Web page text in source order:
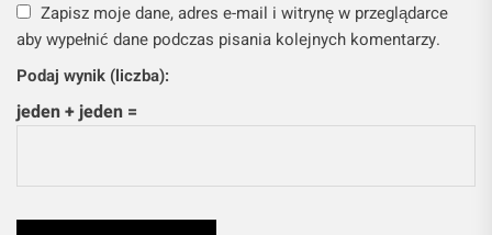
Zapisz moje dane, adres e-mail i witrynę w przeglądarce
aby wypełnić dane podczas pisania kolejnych komentarzy.
Podaj wynik (liczba):
jeden + jeden =